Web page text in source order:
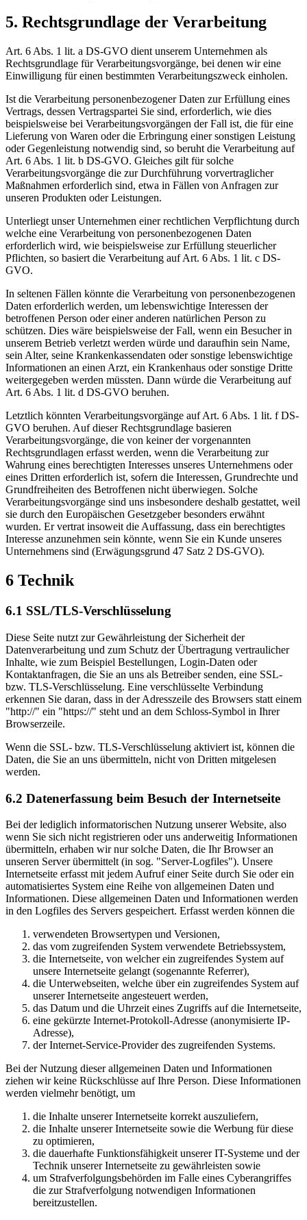
5. Rechtsgrundlage der Verarbeitung
Art. 6 Abs. 1 lit. a DS-GVO dient unserem Unternehmen als
Rechtsgrundlage für Verarbeitungsvorgänge, bei denen wir eine
Einwilligung für einen bestimmten Verarbeitungszweck einholen.
Ist die Verarbeitung personenbezogener Daten zur Erfüllung eines
Vertrags, dessen Vertragspartei Sie sind, erforderlich, wie dies
beispielsweise bei Verarbeitungsvorgängen der Fall ist, die für eine
Lieferung von Waren oder die Erbringung einer sonstigen Leistung
oder Gegenleistung notwendig sind, so beruht die Verarbeitung auf
Art. 6 Abs. 1 lit. b DS-GVO. Gleiches gilt für solche
Verarbeitungsvorgänge die zur Durchführung vorvertraglicher
Maßnahmen erforderlich sind, etwa in Fällen von Anfragen zur
unseren Produkten oder Leistungen.
Unterliegt unser Unternehmen einer rechtlichen Verpflichtung durch
welche eine Verarbeitung von personenbezogenen Daten
erforderlich wird, wie beispielsweise zur Erfüllung steuerlicher
Pflichten, so basiert die Verarbeitung auf Art. 6 Abs. 1 lit. c DS-
GVO.
In seltenen Fällen könnte die Verarbeitung von personenbezogenen
Daten erforderlich werden, um lebenswichtige Interessen der
betroffenen Person oder einer anderen natürlichen Person zu
schützen. Dies wäre beispielsweise der Fall, wenn ein Besucher in
unserem Betrieb verletzt werden würde und daraufhin sein Name,
sein Alter, seine Krankenkassendaten oder sonstige lebenswichtige
Informationen an einen Arzt, ein Krankenhaus oder sonstige Dritte
weitergegeben werden müssten. Dann würde die Verarbeitung auf
Art. 6 Abs. 1 lit. d DS-GVO beruhen.
Letztlich könnten Verarbeitungsvorgänge auf Art. 6 Abs. 1 lit. f DS-
GVO beruhen. Auf dieser Rechtsgrundlage basieren
Verarbeitungsvorgänge, die von keiner der vorgenannten
Rechtsgrundlagen erfasst werden, wenn die Verarbeitung zur
Wahrung eines berechtigten Interesses unseres Unternehmens oder
eines Dritten erforderlich ist, sofern die Interessen, Grundrechte und
Grundfreiheiten des Betroffenen nicht überwiegen. Solche
Verarbeitungsvorgänge sind uns insbesondere deshalb gestattet, weil
sie durch den Europäischen Gesetzgeber besonders erwähnt
wurden. Er vertrat insoweit die Auffassung, dass ein berechtigtes
Interesse anzunehmen sein könnte, wenn Sie ein Kunde unseres
Unternehmens sind (Erwägungsgrund 47 Satz 2 DS-GVO).
6 Technik
6.1 SSL/TLS-Verschlüsselung
Diese Seite nutzt zur Gewährleistung der Sicherheit der
Datenverarbeitung und zum Schutz der Übertragung vertraulicher
Inhalte, wie zum Beispiel Bestellungen, Login-Daten oder
Kontaktanfragen, die Sie an uns als Betreiber senden, eine SSL-
bzw. TLS-Verschlüsselung. Eine verschlüsselte Verbindung
erkennen Sie daran, dass in der Adresszeile des Browsers statt einem
"http://" ein "https://" steht und an dem Schloss-Symbol in Ihrer
Browserzeile.
Wenn die SSL- bzw. TLS-Verschlüsselung aktiviert ist, können die
Daten, die Sie an uns übermitteln, nicht von Dritten mitgelesen
werden.
6.2 Datenerfassung beim Besuch der Internetseite
Bei der lediglich informatorischen Nutzung unserer Website, also
wenn Sie sich nicht registrieren oder uns anderweitig Informationen
übermitteln, erhaben wir nur solche Daten, die Ihr Browser an
unseren Server übermittelt (in sog. "Server-Logfiles"). Unsere
Internetseite erfasst mit jedem Aufruf einer Seite durch Sie oder ein
automatisiertes System eine Reihe von allgemeinen Daten und
Informationen. Diese allgemeinen Daten und Informationen werden
in den Logfiles des Servers gespeichert. Erfasst werden können die
verwendeten Browsertypen und Versionen,
das vom zugreifenden System verwendete Betriebssystem,
die Internetseite, von welcher ein zugreifendes System auf
unsere Internetseite gelangt (sogenannte Referrer),
die Unterwebseiten, welche über ein zugreifendes System auf
unserer Internetseite angesteuert werden,
das Datum und die Uhrzeit eines Zugriffs auf die Internetseite,
eine gekürzte Internet-Protokoll-Adresse (anonymisierte IP-
Adresse),
der Internet-Service-Provider des zugreifenden Systems.
Bei der Nutzung dieser allgemeinen Daten und Informationen
ziehen wir keine Rückschlüsse auf Ihre Person. Diese Informationen
werden vielmehr benötigt, um
die Inhalte unserer Internetseite korrekt auszuliefern,
die Inhalte unserer Internetseite sowie die Werbung für diese
zu optimieren,
die dauerhafte Funktionsfähigkeit unserer IT-Systeme und der
Technik unserer Internetseite zu gewährleisten sowie
um Strafverfolgungsbehörden im Falle eines Cyberangriffes
die zur Strafverfolgung notwendigen Informationen
bereitzustellen.